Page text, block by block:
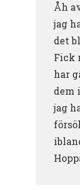
Åh
jag
det
Fick
har
dem
jag